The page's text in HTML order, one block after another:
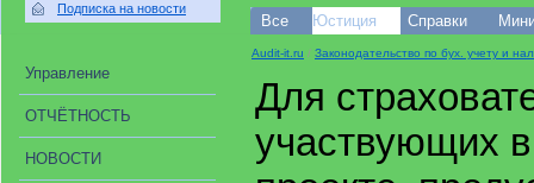
Подписка на новости
Все Юстиция Справки
Управление
ОТЧЁТНОСТЬ
НОВОСТИ
Audit-it.ru / Законодательство по бух. учету и
Для
участвующих